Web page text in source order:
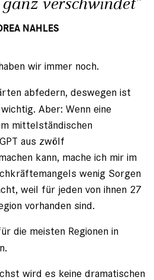
NAHLES
wir immer noch.
abfedern, deswegen ist
Aber: Wenn eine
mittelständischen
aus zwölf
kann, mache ich mir im
wenig Sorgen
weil für jeden von ihnen 27
vorhanden sind.
die meisten Regionen in
wird es keine dramatischen